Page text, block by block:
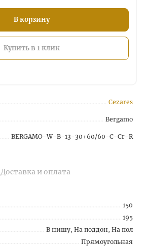
В корзину
Купить в 1 клик
Cezares
Bergamo
BERGAMO-W-B-13-30+60/60-C-Cr-R
Доставка и оплата
150
195
В нишу, На поддон, На пол
Прямоугольная